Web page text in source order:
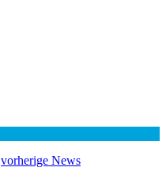
vorherige News